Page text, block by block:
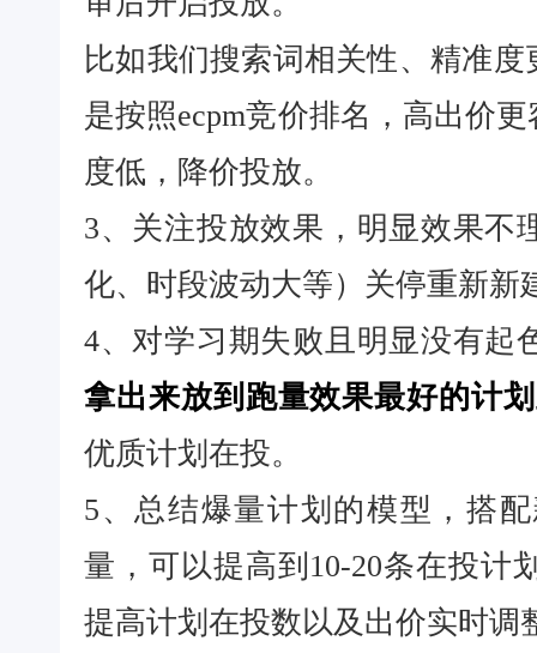
比如我们搜索词相关性、精准
是按照ecpm竞价排名，高出价
度低，降价投放。
3、关注投放效果，明显效果不
化、时段波动大等）关停重新新
4、对学习期失败且明显没有起
拿出来放到跑量效果最好的计
优质计划在投。
5、总结爆量计划的模型，搭
量，可以提高到10-20条在投计
提高计划在投数以及出价实时调